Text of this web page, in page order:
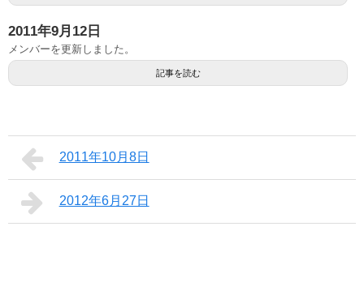
2011年9月12日
メンバーを更新しました。
記事を読む
2011年10月8日
2012年6月27日